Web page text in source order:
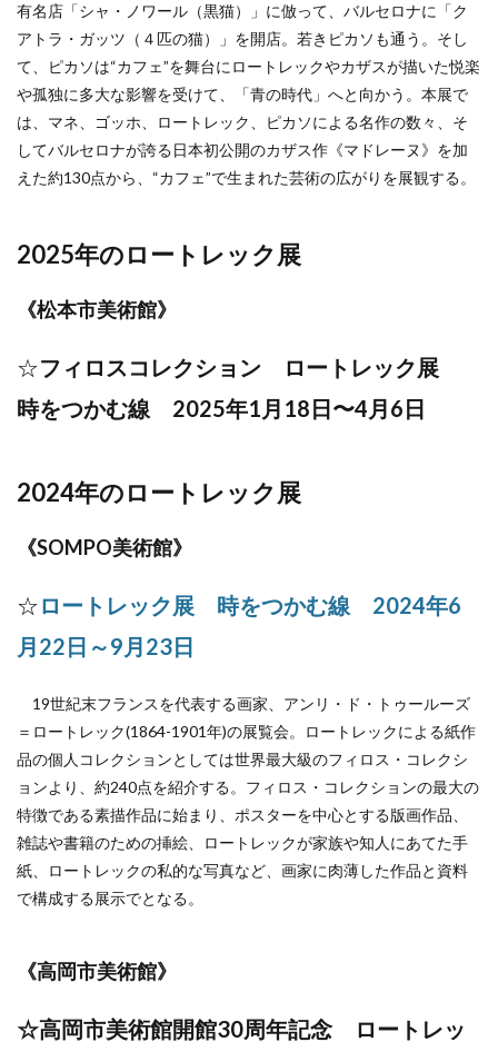
有名店「シャ・ノワール（黒猫）」に倣って、バルセロナに「ク
アトラ・ガッツ（４匹の猫）」を開店。若きピカソも通う。そし
て、ピカソは“カフェ”を舞台にロートレックやカザスが描いた悦楽
や孤独に多大な影響を受けて、「青の時代」へと向かう。本展で
は、マネ、ゴッホ、ロートレック、ピカソによる名作の数々、そ
してバルセロナが誇る日本初公開のカザス作《マドレーヌ》を加
えた約130点から、“カフェ”で生まれた芸術の広がりを展観する。
2025年のロートレック展
《松本市美術館》
☆フィロスコレクション
ロートレック展
時をつかむ線
2025年1月18日〜4月6日
2024年のロートレック展
《SOMPO美術館》
☆ロートレック展 時をつかむ線
2024年6
月22日～9月23日
19世紀末フランスを代表する画家、アンリ・ド・トゥールーズ
＝ロートレック(1864-1901年)の展覧会。ロートレックによる紙作
品の個人コレクションとしては世界最大級のフィロス・コレクシ
ョンより、約240点を紹介する。フィロス・コレクションの最大の
特徴である素描作品に始まり、ポスターを中心とする版画作品、
雑誌や書籍のための挿絵、ロートレックが家族や知人にあてた手
紙、ロートレックの私的な写真など、画家に肉薄した作品と資料
で構成する展示でとなる。
《高岡市美術館》
☆高岡市美術館開館30周年記念 ロートレッ